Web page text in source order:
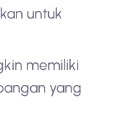
untuk
memiliki
yang